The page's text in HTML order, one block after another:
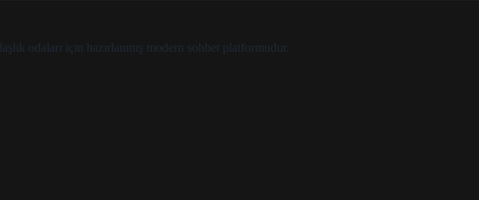
odaları için hazırlanmış modern sohbet platformudur.